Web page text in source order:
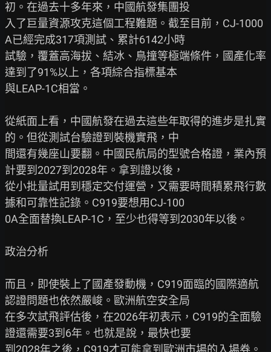
初。在過去十多年來，中國航發集團投
入了巨量資源攻克這個工程難題。截至目前，CJ-1000
A已經完成317項測試、累計6142小時
試驗，覆蓋高海拔、結冰、鳥撞等極端條件，國產化率
達到了91%以上，各項綜合指標基本
與LEAP-1C相當。
從紙面上看，中國航發在過去這些年取得的進步是扎實
的。但從測試台驗證到裝機實飛，中
間還有幾座山要翻。中國民航局的型號合格證，業內預
計要到2027到2028年。拿到證以後，
從小批量試用到穩定交付運營，又需要時間積累飛行數
據和可靠性記錄。C919要想用CJ-100
0A全面替換LEAP-1C，至少也得等到2030年以後。
政治分析
而且，即使裝上了國產發動機，C919面臨的國際適航
認證問題也依然嚴峻。歐洲航空安全局
在多次試飛評估後，在2026年初表示，C919的全面驗
證還需要3到6年。也就是說，最快也要
到2028年之後，C919才可能拿到歐洲市場的入場券。